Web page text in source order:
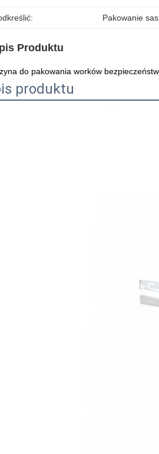
Pakowanie
Produktu
do pakowania worków
produktu